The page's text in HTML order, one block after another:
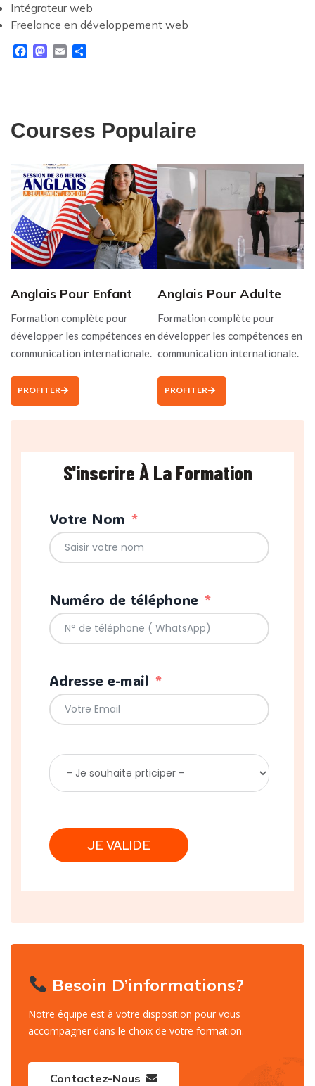
Intégrateur web
Freelance en développement web
Facebook
Mastodon
Email
Courses Populaire
Anglais Pour Enfant
Formation complète pour
développer les compétences en
communication internationale.
PROFITER
Anglais Pour Adulte
Formation complète pour
développer les compétences en
communication internationale.
PROFITER
S'inscrire À La Formation
Votre Nom
Numéro de téléphone
Adresse e-mail
JE VALIDE
Besoin D’informations?
Notre équipe est à votre disposition pour vous
accompagner dans le choix de votre formation.
Contactez-Nous